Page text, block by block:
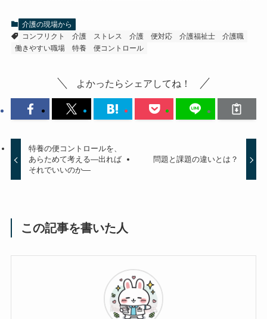
介護の現場から
コンフリクト
介護 ストレス 介護 便対応 介護福祉士
介護職
働きやすい職場
特養 便コントロール
よかったらシェアしてね！
特養の便コントロールを、
あらためて考える―出れば
それでいいのか―
問題と課題の違いとは？
この記事を書いた人